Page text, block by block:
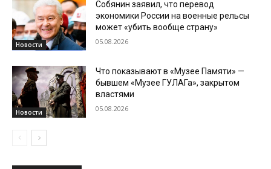
Новости
Собянин заявил, что перевод
экономики России на военные рельсы
может «убить вообще страну»
05.08.2026
Новости
Что показывают в «Музее Памяти» —
бывшем «Музее ГУЛАГа», закрытом
властями
05.08.2026